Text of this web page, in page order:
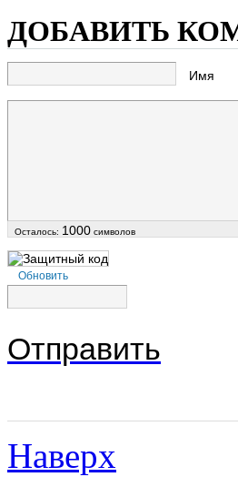
ДОБАВИТЬ
Имя
Осталось: 1000 символов
Обновить
Отправить
Наверх